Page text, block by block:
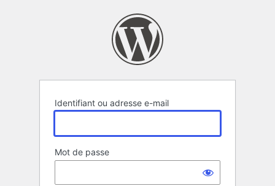
Identifiant ou adresse e-mail
Mot de passe